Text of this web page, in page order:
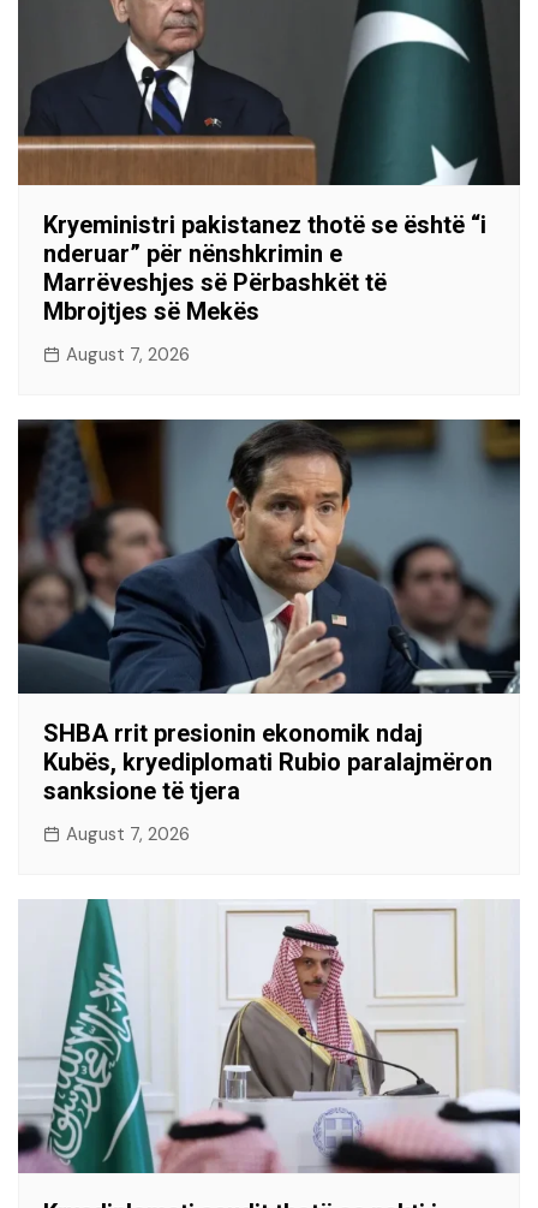
Kryeministri pakistanez thotë se është “i
nderuar” për nënshkrimin e
Marrëveshjes së Përbashkët të
Mbrojtjes së Mekës
August 7, 2026
SHBA rrit presionin ekonomik ndaj
Kubës, kryediplomati Rubio paralajmëron
sanksione të tjera
August 7, 2026